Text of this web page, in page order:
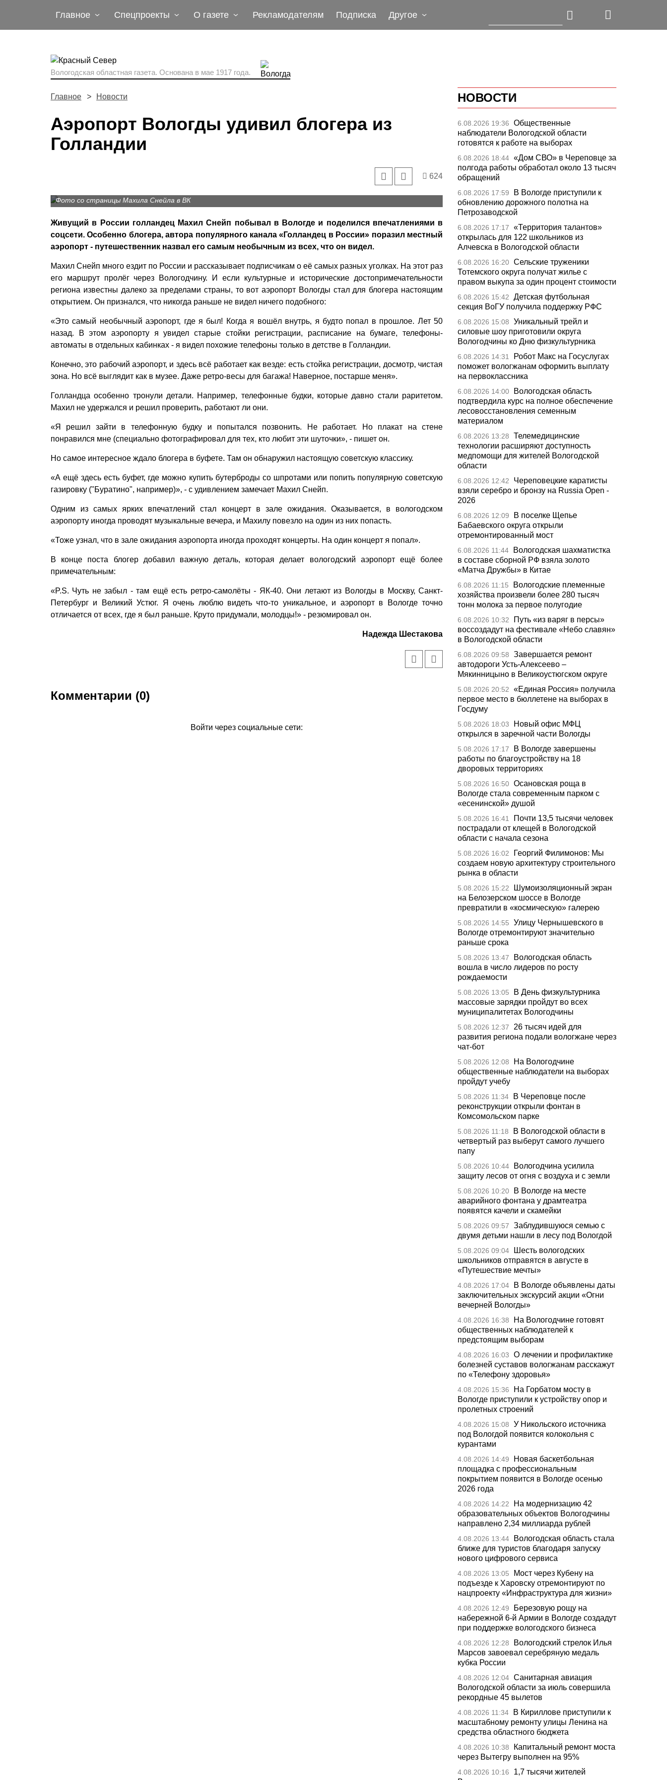
Главное Спецпроекты О газете Рекламодателям Подписка Другое
Вологодская областная газета. Основана в мае 1917 года.
Главное Новости
Аэропорт Вологды удивил блогера из
Голландии
624
Фото со страницы Махила Снейла в ВК
Живущий в России голландец Махил Снейп побывал в Вологде и поделился впечатлениями в
соцсети. Особенно блогера, автора популярного канала «Голландец в России» поразил местный
аэропорт - путешественник назвал его самым необычным из всех, что он видел.
Махил Снейп много ездит по России и рассказывает подписчикам о её самых разных уголках. На этот раз
его маршрут пролёг через Вологодчину. И если культурные и исторические достопримечательности
региона известны далеко за пределами страны, то вот аэропорт Вологды стал для блогера настоящим
открытием. Он признался, что никогда раньше не видел ничего подобного:
«Это самый необычный аэропорт, где я был! Когда я вошёл внутрь, я будто попал в прошлое. Лет 50
назад. В этом аэропорту я увидел старые стойки регистрации, расписание на бумаге, телефоны-
автоматы в отдельных кабинках - я видел похожие телефоны только в детстве в Голландии.
Конечно, это рабочий аэропорт, и здесь всё работает как везде: есть стойка регистрации, досмотр, чистая
зона. Но всё выглядит как в музее. Даже ретро-весы для багажа! Наверное, постарше меня».
Голландца особенно тронули детали. Например, телефонные будки, которые давно стали раритетом.
Махил не удержался и решил проверить, работают ли они.
«Я решил зайти в телефонную будку и попытался позвонить. Не работает. Но плакат на стене
понравился мне (специально фотографировал для тех, кто любит эти шуточки», - пишет он.
Но самое интересное ждало блогера в буфете. Там он обнаружил настоящую советскую классику.
«А ещё здесь есть буфет, где можно купить бутерброды со шпротами или попить популярную советскую
газировку ("Буратино", например)», - с удивлением замечает Махил Снейп.
Одним из самых ярких впечатлений стал концерт в зале ожидания. Оказывается, в вологодском
аэропорту иногда проводят музыкальные вечера, и Махилу повезло на один из них попасть.
«Тоже узнал, что в зале ожидания аэропорта иногда проходят концерты. На один концерт я попал».
В конце поста блогер добавил важную деталь, которая делает вологодский аэропорт ещё более
примечательным:
«P.S. Чуть не забыл - там ещё есть ретро-самолёты - ЯК-40. Они летают из Вологды в Москву, Санкт-
Петербург и Великий Устюг. Я очень люблю видеть что-то уникальное, и аэропорт в Вологде точно
отличается от всех, где я был раньше. Круто придумали, молодцы!» - резюмировал он.
Надежда Шестакова
Комментарии (0)
Войти через социальные сети:
НОВОСТИ
6.08.2026 19:36
Общественные
наблюдатели Вологодской области
готовятся к работе на выборах
6.08.2026 18:44 «Дом СВО» в Череповце за
полгода работы обработал около 13 тысяч
обращений
6.08.2026 17:59
В Вологде приступили к
обновлению дорожного полотна на
Петрозаводской
6.08.2026 17:17
«Территория талантов»
открылась для 122 школьников из
Алчевска в Вологодской области
6.08.2026 16:20 Сельские труженики
Тотемского округа получат жилье с
правом выкупа за один процент стоимости
6.08.2026 15:42
Детская футбольная
секция ВоГУ получила поддержку РФС
6.08.2026 15:08
Уникальный трейл и
силовые шоу приготовили округа
Вологодчины ко Дню физкультурника
6.08.2026 14:31
Робот Макс на Госуслугах
поможет вологжанам оформить выплату
на первоклассника
6.08.2026 14:00
Вологодская область
подтвердила курс на полное обеспечение
лесовосстановления семенным
материалом
6.08.2026 13:28
Телемедицинские
технологии расширяют доступность
медпомощи для жителей Вологодской
области
6.08.2026 12:42
Череповецкие каратисты
взяли серебро и бронзу на Russia Open -
2026
6.08.2026 12:09
В поселке Щепье
Бабаевского округа открыли
отремонтированный мост
6.08.2026 11:44
Вологодская шахматистка
в составе сборной РФ взяла золото
«Матча Дружбы» в Китае
6.08.2026 11:15
Вологодские племенные
хозяйства произвели более 280 тысяч
тонн молока за первое полугодие
6.08.2026 10:32
Путь «из варяг в персы»
воссоздадут на фестивале «Небо славян»
в Вологодской области
6.08.2026 09:58
Завершается ремонт
автодороги Усть-Алексеево –
Мякинницыно в Великоустюгском округе
5.08.2026 20:52
«Единая Россия» получила
первое место в бюллетене на выборах в
Госдуму
5.08.2026 18:03
Новый офис МФЦ
открылся в заречной части Вологды
5.08.2026 17:17
В Вологде завершены
работы по благоустройству на 18
дворовых территориях
5.08.2026 16:50 Осановская роща в
Вологде стала современным парком с
«есенинской» душой
5.08.2026 16:41
Почти 13,5 тысячи человек
пострадали от клещей в Вологодской
области с начала сезона
5.08.2026 16:02
Георгий Филимонов: Мы
создаем новую архитектуру строительного
рынка в области
5.08.2026 15:22
Шумоизоляционный экран
на Белозерском шоссе в Вологде
превратили в «космическую» галерею
5.08.2026 14:55
Улицу Чернышевского в
Вологде отремонтируют значительно
раньше срока
5.08.2026 13:47
Вологодская область
вошла в число лидеров по росту
рождаемости
5.08.2026 13:05
В День физкультурника
массовые зарядки пройдут во всех
муниципалитетах Вологодчины
5.08.2026 12:37
26 тысяч идей для
развития региона подали вологжане через
чат-бот
5.08.2026 12:08
На Вологодчине
общественные наблюдатели на выборах
пройдут учебу
5.08.2026 11:34
В Череповце после
реконструкции открыли фонтан в
Комсомольском парке
5.08.2026 11:18
В Вологодской области в
четвертый раз выберут самого лучшего
папу
5.08.2026 10:44
Вологодчина усилила
защиту лесов от огня с воздуха и с земли
5.08.2026 10:20
В Вологде на месте
аварийного фонтана у драмтеатра
появятся качели и скамейки
5.08.2026 09:57
Заблудившуюся семью с
двумя детьми нашли в лесу под Вологдой
5.08.2026 09:04
Шесть вологодских
школьников отправятся в августе в
«Путешествие мечты»
4.08.2026 17:04
В Вологде объявлены даты
заключительных экскурсий акции «Огни
вечерней Вологды»
4.08.2026 16:38
На Вологодчине готовят
общественных наблюдателей к
предстоящим выборам
4.08.2026 16:03
О лечении и профилактике
болезней суставов вологжанам расскажут
по «Телефону здоровья»
4.08.2026 15:36
На Горбатом мосту в
Вологде приступили к устройству опор и
пролетных строений
4.08.2026 15:08
У Никольского источника
под Вологдой появится колокольня с
курантами
4.08.2026 14:49
Новая баскетбольная
площадка с профессиональным
покрытием появится в Вологде осенью
2026 года
4.08.2026 14:22
На модернизацию 42
образовательных объектов Вологодчины
направлено 2,34 миллиарда рублей
4.08.2026 13:44
Вологодская область стала
ближе для туристов благодаря запуску
нового цифрового сервиса
4.08.2026 13:05
Мост через Кубену на
подъезде к Харовску отремонтируют по
нацпроекту «Инфраструктура для жизни»
4.08.2026 12:49
Березовую рощу на
набережной 6-й Армии в Вологде создадут
при поддержке вологодского бизнеса
4.08.2026 12:28
Вологодский стрелок Илья
Марсов завоевал серебряную медаль
кубка России
4.08.2026 12:04 Санитарная авиация
Вологодской области за июль совершила
рекордные 45 вылетов
4.08.2026 11:34
В Кириллове приступили к
масштабному ремонту улицы Ленина на
средства областного бюджета
4.08.2026 10:38
Капитальный ремонт моста
через Вытегру выполнен на 95%
4.08.2026 10:16
1,7 тысячи жителей